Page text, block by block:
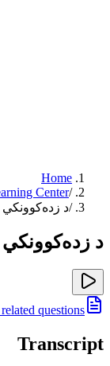
Home
/
Center
/د
د
related questions
Transcript